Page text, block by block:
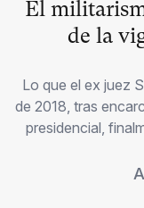
El
de la
Lo que el ex juez
de 2018, tras
presidencial,